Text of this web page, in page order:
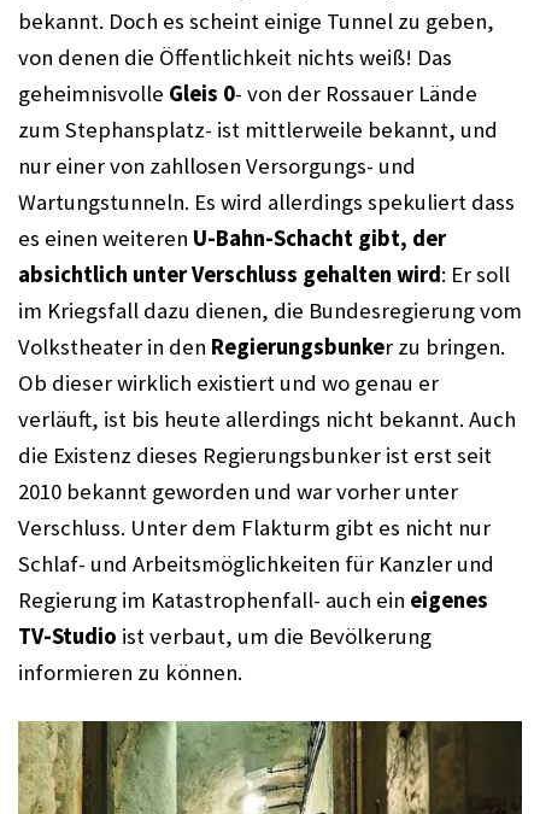
bekannt. Doch es scheint einige Tunnel zu geben,
von denen die Öffentlichkeit nichts weiß! Das
geheimnisvolle Gleis 0- von der Rossauer Lände
zum Stephansplatz- ist mittlerweile bekannt, und
nur einer von zahllosen Versorgungs- und
Wartungstunneln. Es wird allerdings spekuliert dass
es einen weiteren U-Bahn-Schacht gibt, der
absichtlich unter Verschluss gehalten wird: Er soll
im Kriegsfall dazu dienen, die Bundesregierung vom
Volkstheater in den Regierungsbunker zu bringen.
Ob dieser wirklich existiert und wo genau er
verläuft, ist bis heute allerdings nicht bekannt. Auch
die Existenz dieses Regierungsbunker ist erst seit
2010 bekannt geworden und war vorher unter
Verschluss. Unter dem Flakturm gibt es nicht nur
Schlaf- und Arbeitsmöglichkeiten für Kanzler und
Regierung im Katastrophenfall- auch ein eigenes
TV-Studio ist verbaut, um die Bevölkerung
informieren zu können.